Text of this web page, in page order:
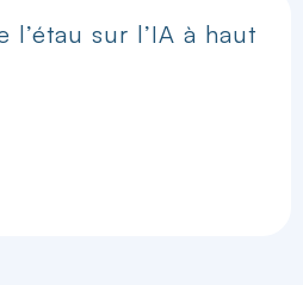
l’étau sur l’IA à haut